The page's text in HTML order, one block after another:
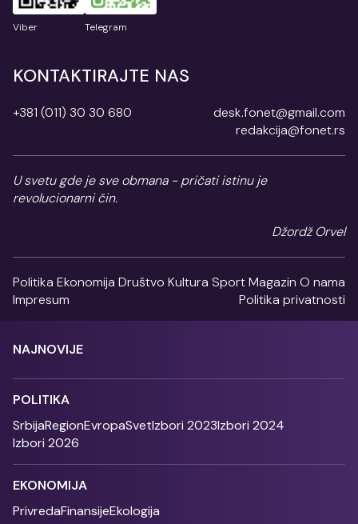
Viber Telegram
KONTAKTIRAJTE NAS
+381 (011) 30 30 680
desk.fonet@gmail.com
redakcija@fonet.rs
U svetu gde je sve obmana - pričati istinu je
revolucionarni čin.
Džordž Orvel
Politika Ekonomija Društvo Kultura SportMagazin O nama
Impresum
Politika privatnosti
NAJNOVIJE
POLITIKA
SrbijaRegionEvropaSvetIzbori 2023Izbori 2024
Izbori 2026
EKONOMIJA
PrivredaFinansijeEkologija